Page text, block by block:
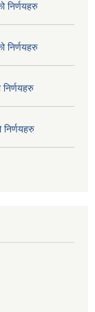
निर्णयहरु
निर्णयहरु